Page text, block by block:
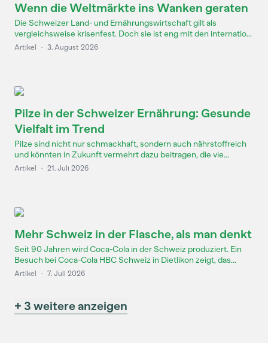
Wenn die Weltmärkte ins Wanken geraten
Die Schweizer Land- und Ernährungswirtschaft gilt als
vergleichsweise krisenfest. Doch sie ist eng mit den internatio...
Artikel · 3. August 2026
Pilze in der Schweizer Ernährung: Gesunde
Vielfalt im Trend
Pilze sind nicht nur schmackhaft, sondern auch nährstoffreich
und könnten in Zukunft vermehrt dazu beitragen, die vie...
Artikel · 21. Juli 2026
Mehr Schweiz in der Flasche, als man denkt
Seit 90 Jahren wird Coca-Cola in der Schweiz produziert. Ein
Besuch bei Coca-Cola HBC Schweiz in Dietlikon zeigt, das...
Artikel · 7. Juli 2026
+ 3 weitere anzeigen